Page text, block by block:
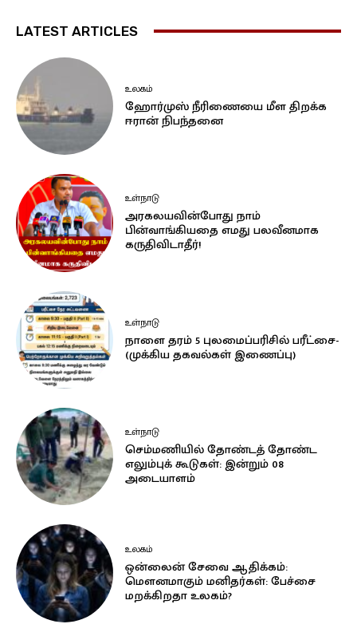
LATEST ARTICLES
உலகம்
ஹோர்முஸ் நீரிணையை மீள திறக்க
ஈரான் நிபந்தனை
உள்நாடு
அரகலயவின்போது நாம்
பின்வாங்கியதை எமது பலவீனமாக
கருதிவிடாதீர்!
உள்நாடு
நாளை தரம் 5 புலமைப்பரிசில் பரீட்சை-
(முக்கிய தகவல்கள் இணைப்பு)
உள்நாடு
செம்மணியில் தோண்டத் தோண்ட
எலும்புக் கூடுகள்: இன்றும் 08
அடையாளம்
உலகம்
ஒன்லைன் சேவை ஆதிக்கம்:
மௌனமாகும் மனிதர்கள்: பேச்சை
மறக்கிறதா உலகம்?